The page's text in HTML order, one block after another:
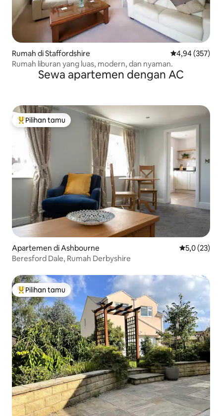
Rumah di Staffordshire Nilai rata-rata
4,94 (357)
Rumah liburan yang luas, modern, dan nyaman.
Sewa apartemen dengan AC
Pilihan tamu terpopuler
Pilihan tamu
Apartemen di Ashbourne Nilai rata-
5,0 (23)
Beresford Dale, Rumah Derbyshire
Pilihan tamu terpopuler
Pilihan tamu